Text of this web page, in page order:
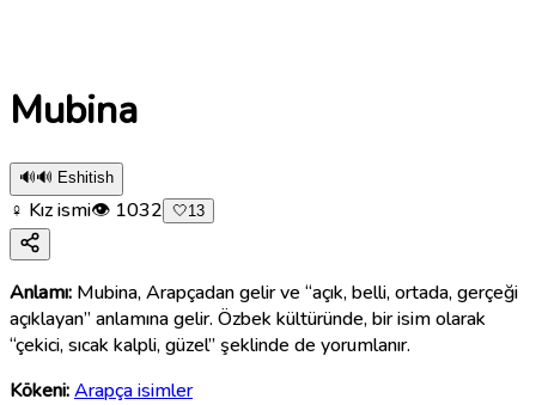
Mubina
🔊🔊 Eshitish
♀ Kız ismi👁 1032 🤍13
Anlamı: Mubina, Arapçadan gelir ve “açık, belli, ortada, gerçeği
açıklayan” anlamına gelir. Özbek kültüründe, bir isim olarak
“çekici, sıcak kalpli, güzel” şeklinde de yorumlanır.
Kökeni:Arapça isimler